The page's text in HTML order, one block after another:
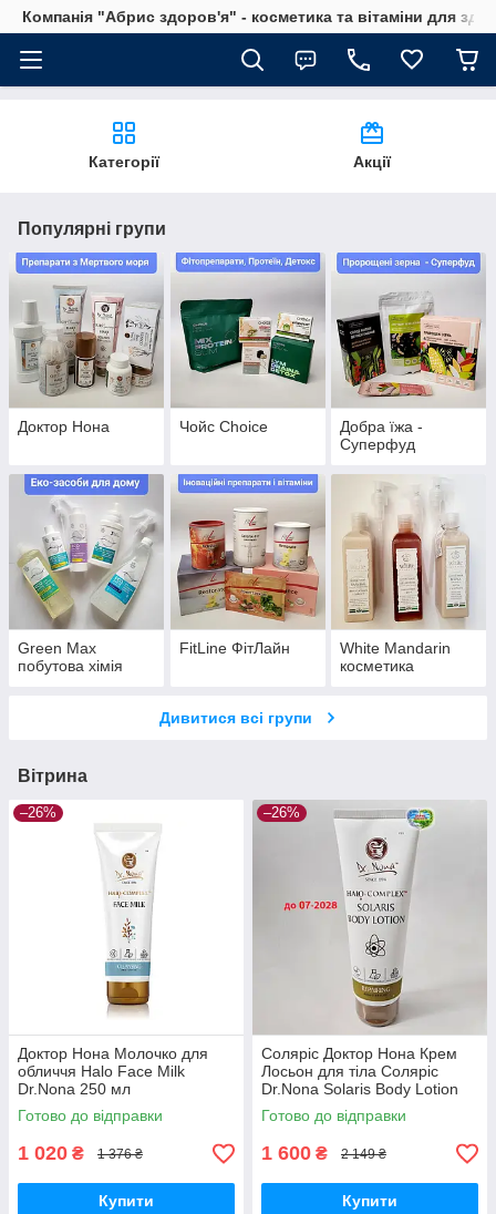
Компанія "Абрис здоров'я" - косметика та вітаміни для
Категорії Акції
Популярні групи
Доктор Нона Чойс Choice
Добра їжа -
Суперфуд
Green Max
побутова хімія
FitLine ФітЛайн
White Mandarin
косметика
Дивитися всі групи
Вітрина
–26%
Доктор Нона Молочко для
обличчя Halo Face Milk
Dr.Nona 250 мл
Готово до відправки
1 020 ₴ 1 376 ₴
Купити
–26%
Соляріс Доктор Нона Крем
Лосьон для тіла Соляріс
Dr.Nona Solaris Body Lotion
Доктор Нона Солярис від
опіків
Готово до відправки
1 600 ₴ 2 149 ₴
Купити